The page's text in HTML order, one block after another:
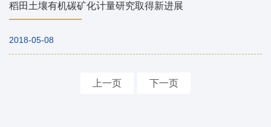
稻田土壤有机碳矿化计量研究取得新进展
2018-05-08
上一页 下一页